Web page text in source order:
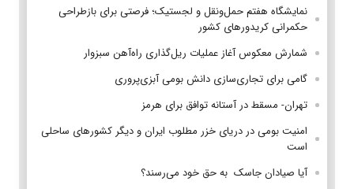
نمایشگاه هفتم حمل‌ونقل و لجستیک؛ فرصتی برای بازطراحی
حکمرانی کریدورهای کشور
شمارش معکوس آغاز عملیات ریل‌گذاری راه‌آهن سبزوار
گامی برای تجاری‌سازی دانش بومی آبزی‌پروری
تهران- مسقط در آستانه توافق برای هرمز
امنیت بومی در دریای خزر مطلوب ایران و دیگر کشورهای ساحلی
است
آیا صیادان جاسک به حق خود می‌رسند؟